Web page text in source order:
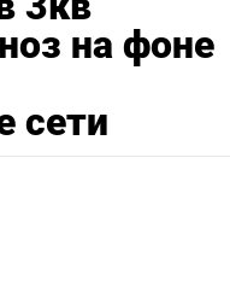
на фоне
сети